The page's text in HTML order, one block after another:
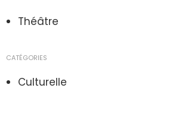
Théâtre
CATÉGORIES
Culturelle